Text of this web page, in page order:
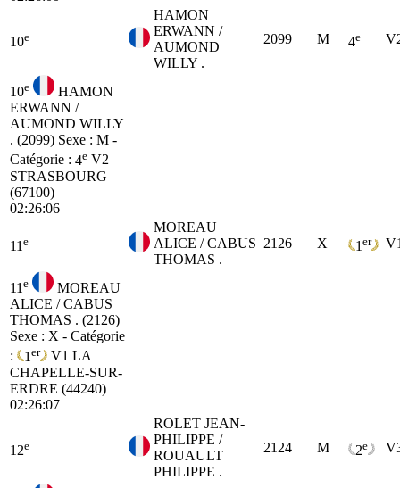
10e
HAMON
ERWANN /
AUMOND
WILLY .
2099 M 4e
10e
HAMON
ERWANN /
AUMOND WILLY
. (2099) Sexe : M -
Catégorie : 4e V2
STRASBOURG
(67100)
02:26:06
11 e
MOREAU
ALICE / CABUS
THOMAS .
2126 X 1 er
11 e
MOREAU
ALICE / CABUS
THOMAS . (2126)
Sexe : X - Catégorie
:
1 er V1 LA
CHAPELLE-SUR-
ERDRE (44240)
02:26:07
12e
ROLET JEAN-
PHILIPPE /
ROUAULT
PHILIPPE .
2124 M 2e